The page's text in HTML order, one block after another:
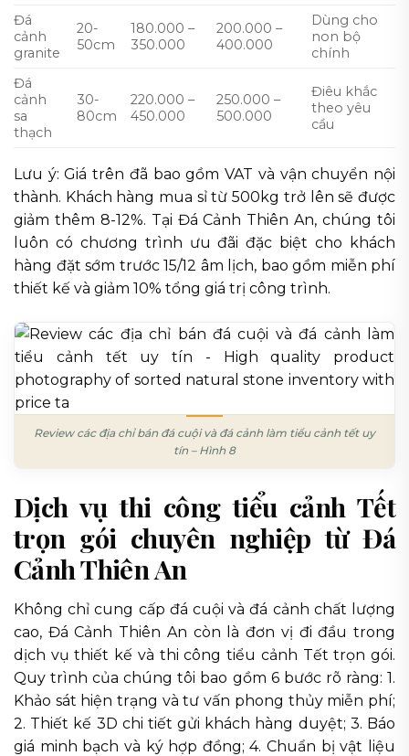
Đá
cảnh
granite
20-
50cm
180.000 –
350.000
200.000 –
400.000
Dùng cho
non bộ
chính
Đá
cảnh
sa
thạch
30-
80cm
220.000 –
450.000
250.000 –
500.000
Điêu khắc
theo yêu
cầu
Lưu ý: Giá trên đã bao gồm VAT và vận chuyển nội
thành. Khách hàng mua sỉ từ 500kg trở lên sẽ được
giảm thêm 8-12%. Tại Đá Cảnh Thiên An, chúng tôi
luôn có chương trình ưu đãi đặc biệt cho khách
hàng đặt sớm trước 15/12 âm lịch, bao gồm miễn phí
thiết kế và giảm 10% tổng giá trị công trình.
Review các địa chỉ bán đá cuội và đá cảnh làm tiểu cảnh tết uy
tín – Hình 8
Dịch vụ thi công tiểu cảnh Tết
trọn gói chuyên nghiệp từ Đá
Cảnh Thiên An
Không chỉ cung cấp đá cuội và đá cảnh chất lượng
cao, Đá Cảnh Thiên An còn là đơn vị đi đầu trong
dịch vụ thiết kế và thi công tiểu cảnh Tết trọn gói.
Quy trình của chúng tôi bao gồm 6 bước rõ ràng: 1.
Khảo sát hiện trạng và tư vấn phong thủy miễn phí;
2. Thiết kế 3D chi tiết gửi khách hàng duyệt; 3. Báo
giá minh bạch và ký hợp đồng; 4. Chuẩn bị vật liệu